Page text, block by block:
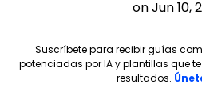
on Jun 10,
Suscríbete para recibir guías
potenciadas por IA y plantillas que
resultados.